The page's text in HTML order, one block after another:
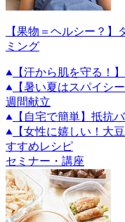
【果物＝ヘルシー？
ミング
【汗から肌を守る！
【暑い夏はスパイシ
週間献立
【自宅で簡単】抵抗
【女性に嬉しい！大
すすめレシピ
セミナー・講座